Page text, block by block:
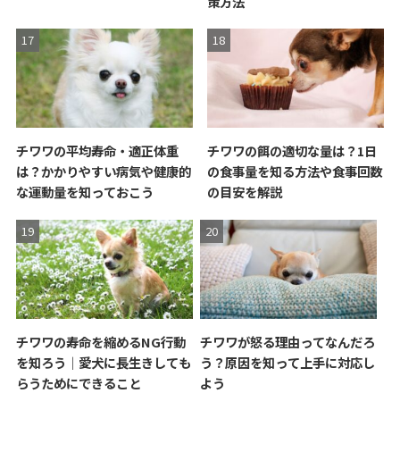
チワワの平均寿命・適正体重
は？かかりやすい病気や健康的
な運動量を知っておこう
チワワの餌の適切な量は？1日
の食事量を知る方法や食事回数
の目安を解説
チワワの寿命を縮めるNG行動
を知ろう｜愛犬に長生きしても
らうためにできること
チワワが怒る理由ってなんだろ
う？原因を知って上手に対応し
よう